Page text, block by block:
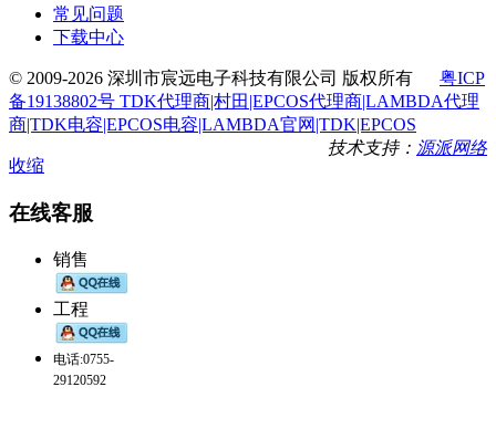
常见问题
下载中心
© 2009-2026 深圳市宸远电子科技有限公司 版权所有 粤ICP
备19138802号 TDK代理商|村田|EPCOS代理商|LAMBDA代理
商|TDK电容|EPCOS电容|LAMBDA官网|TDK|EPCOS
技术支持： 源派网络
收缩
在线客服
销售
工程
电话:0755-
29120592